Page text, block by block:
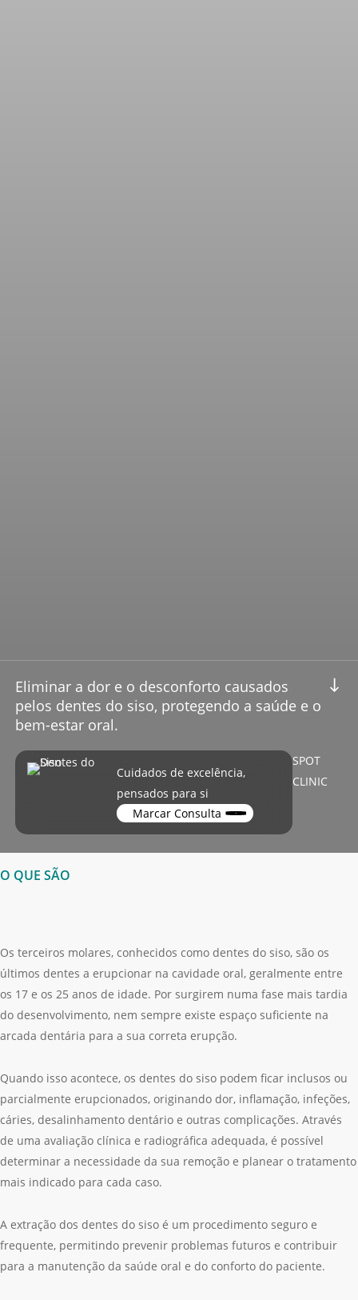
Cuidados de excelência,
pensados para si
Marcar Consulta
SPOT
CLINIC
Eliminar a dor e o desconforto causados
pelos dentes do siso, protegendo a saúde e o
bem-estar oral.
Navigate to the next
O QUE SÃO
Os terceiros molares, conhecidos como dentes do siso, são os
últimos dentes a erupcionar na cavidade oral, geralmente entre
os 17 e os 25 anos de idade. Por surgirem numa fase mais tardia
do desenvolvimento, nem sempre existe espaço suficiente na
arcada dentária para a sua correta erupção.
Quando isso acontece, os dentes do siso podem ficar inclusos ou
parcialmente erupcionados, originando dor, inflamação, infeções,
cáries, desalinhamento dentário e outras complicações. Através
de uma avaliação clínica e radiográfica adequada, é possível
determinar a necessidade da sua remoção e planear o tratamento
mais indicado para cada caso.
A extração dos dentes do siso é um procedimento seguro e
frequente, permitindo prevenir problemas futuros e contribuir
para a manutenção da saúde oral e do conforto do paciente.